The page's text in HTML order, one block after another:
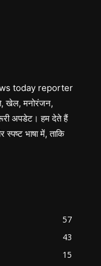
today reporter
खेल, मनोरंजन,
अपडेट। हम देते हैं
भाषा में, ताकि
57
43
15